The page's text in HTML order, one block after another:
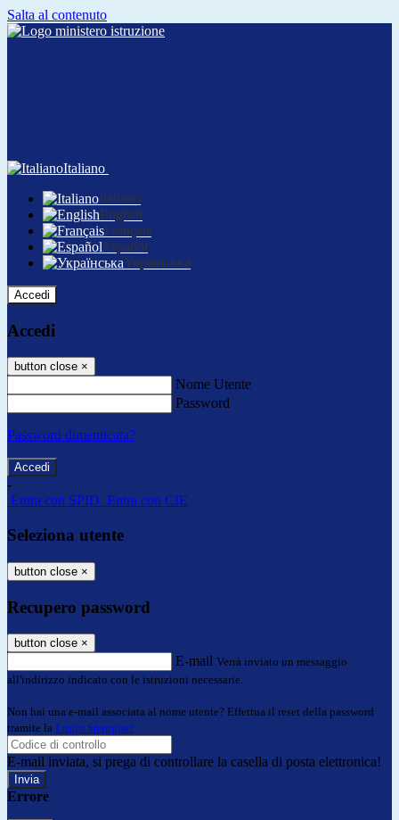
Salta al contenuto
Italiano
Italiano
English
Français
Español
Українська
Accedi
Accedi
button close ×
Nome Utente
Password
Password dimenticata?
-
Entra con SPID Entra con CIE
Seleziona utente
button close ×
Recupero password
button close ×
E-mail Verrà inviato un messaggio
all'indirizzo indicato con le istruzioni necessarie.
Non hai una e-mail associata al nome utente? Effettua il reset della password
tramite la Login Spaggiari
E-mail inviata, si prega di controllare la casella di posta elettronica!
Errore